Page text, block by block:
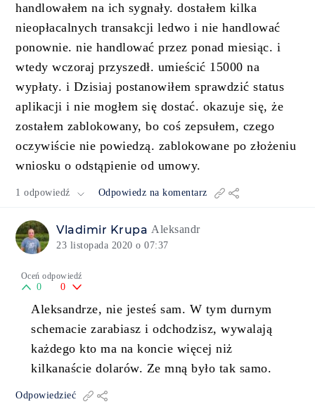
handlowałem na ich sygnały. dostałem kilka
nieopłacalnych transakcji ledwo i nie handlować
ponownie. nie handlować przez ponad miesiąc. i
wtedy wczoraj przyszedł. umieścić 15000 na
wypłaty. i Dzisiaj postanowiłem sprawdzić status
aplikacji i nie mogłem się dostać. okazuje się, że
zostałem zablokowany, bo coś zepsułem, czego
oczywiście nie powiedzą. zablokowane po złożeniu
wniosku o odstąpienie od umowy.
1 odpowiedź Odpowiedz na komentarz
Vladimir Krupa Aleksandr
23 listopada 2020 o 07:37
Oceń odpowiedź
0 0
Aleksandrze, nie jesteś sam. W tym durnym
schemacie zarabiasz i odchodzisz, wywalają
każdego kto ma na koncie więcej niż
kilkanaście dolarów. Ze mną było tak samo.
Odpowiedzieć